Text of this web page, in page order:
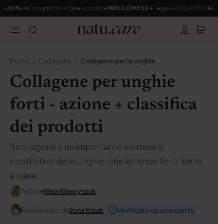
-30% sul tuo primo ordine - codice WELCOME30 + regalo ACQUISTA ORA
Home Collagene Collagene per le unghie
Collagene per unghie
forti - azione + classifica
dei prodotti
Il collagene è un importante elemento
costitutivo delle unghie, che le rende forti, belle
e sane.
AutoreNina Wawryszuk
Revisionato daIlona Krzak Verificato da un esperto